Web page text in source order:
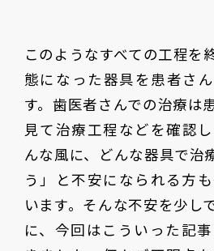
このようなすべての工程を
態になった器具を患者さ
す。歯医者さんでの治療は
見て治療工程などを確認
んな風に、どんな器具で治
う」と不安になられる方
います。そんな不安を少し
に、今回はこういった記